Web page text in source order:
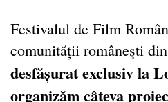
Festivalul de Film
comunității româneşti
desfășurat exclusiv la
organizăm câteva